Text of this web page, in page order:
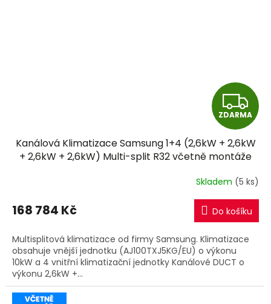
Z
D
A
R
M
A
ZDARMA
Kanálová Klimatizace Samsung 1+4 (2,6kW + 2,6kW
+ 2,6kW + 2,6kW) Multi-split R32 včetně montáže
Skladem (5 ks)
168 784 Kč Do košíku
Multisplitová klimatizace od firmy Samsung. Klimatizace
obsahuje vnější jednotku (AJ100TXJ5KG/EU) o výkonu
10kW a 4 vnitřní klimatizační jednotky Kanálové DUCT o
výkonu 2,6kW +...